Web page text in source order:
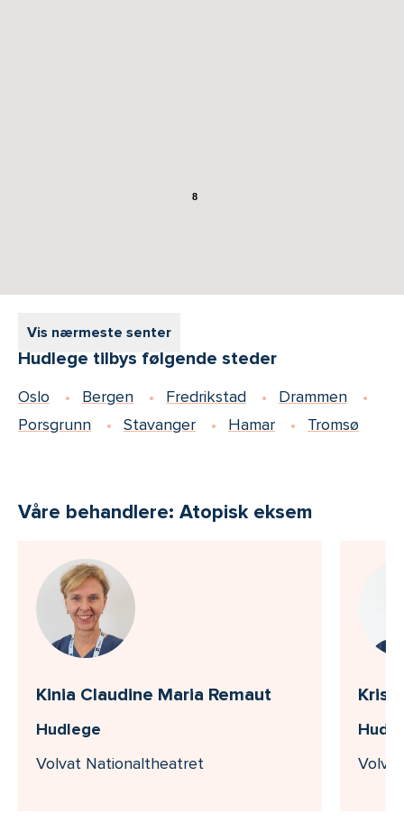
Vis nærmeste senter
8
Hudlege tilbys følgende steder
Oslo Bergen Fredrikstad
Drammen
Porsgrunn
Stavanger Hamar Tromsø
Våre behandlere: Atopisk eksem
Kinia Claudine Maria Remaut
Hudlege
Volvat Nationaltheatret